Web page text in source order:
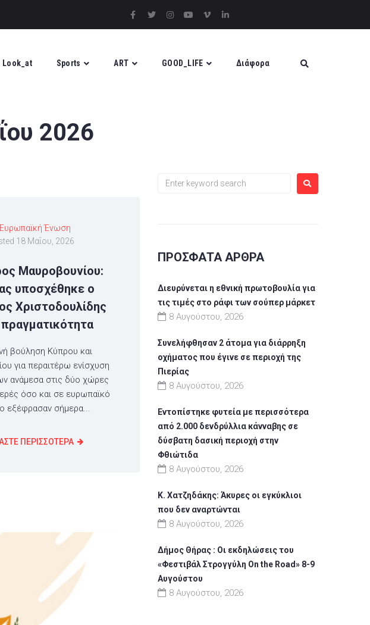
Look_at Sports ART GOOD_LIFE Διάφορα
2026
Ευρωπαϊκή Ένωση
18 Μαΐου, 2026
Μαυροβουνίου:
υποσχέθηκε ο
Χριστοδουλίδης
πραγματικότητα
βούληση Κύπρου και
για περαιτέρω ενίσχυση
ανάμεσα στις δύο χώρες
όσο και σε ευρωπαϊκό
εξέφρασαν σήμερα...
ΠΕΡΙΣΣΟΤΕΡΑ
ΠΡΌΣΦΑΤΑ ΆΡΘΡΑ
Διευρύνεται η εθνική πρωτοβουλία για
τις τιμές στο ράφι των σούπερ μάρκετ
8 Αυγούστου, 2026
Συνελήφθησαν 2 άτομα για διάρρηξη
οχήματος που έγινε σε περιοχή της
Πιερίας
8 Αυγούστου, 2026
Εντοπίστηκε φυτεία με περισσότερα
από 2.000 δενδρύλλια κάνναβης σε
δύσβατη δασική περιοχή στην
Φθιώτιδα
8 Αυγούστου, 2026
Κ. Χατζηδάκης: Άκυρες οι εγκύκλιοι
που δεν αναρτώνται
8 Αυγούστου, 2026
Δήμος Θήρας : Οι εκδηλώσεις του
«Φεστιβάλ Στρογγύλη On the Road» 8-9
Αυγούστου
8 Αυγούστου, 2026